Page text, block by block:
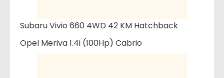
Subaru Vivio 660 4WD 42 KM Hatchback
Opel Meriva 1.4i (100Hp) Cabrio